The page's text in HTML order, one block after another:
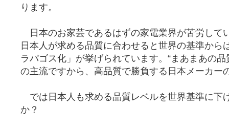
ります。
日本のお家芸であるはずの家電業界が苦労して
日本人が求める品質に合わせると世界の基準から
ラパゴス化」が挙げられています。“まあまあの
の主流ですから、高品質で勝負する日本メーカー
では日本人も求める品質レベルを世界基準に下
か？